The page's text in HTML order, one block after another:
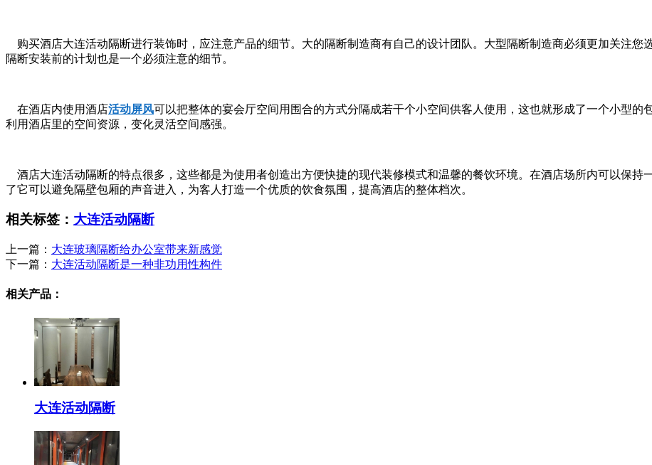
购买酒店大连活动隔断进行装饰时，应注意产品的细节。大的隔断制造商有自己的设计团队。大型隔断制造商必须更加关注您
隔断安装前的计划也是一个必须注意的细节。
在酒店内使用酒店活动屏风可以把整体的宴会厅空间用围合的方式分隔成若干个小空间供客人使用，这也就形成了一个小型
利用酒店里的空间资源，变化灵活空间感强。
酒店大连活动隔断的特点很多，这些都是为使用者创造出方便快捷的现代装修模式和温馨的餐饮环境。在酒店场所内可以保持
了它可以避免隔壁包厢的声音进入，为客人打造一个优质的饮食氛围，提高酒店的整体档次。
相关标签： 大连活动隔断
上一篇： 大连玻璃隔断给办公室带来新感觉
下一篇： 大连活动隔断是一种非功用性构件
相关产品：
大连活动隔断